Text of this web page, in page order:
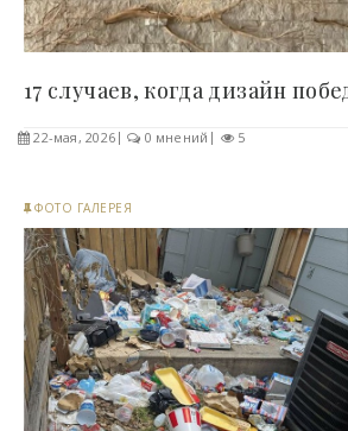
22-мая, 2026 0 мнений 5
ФОТО ГАЛЕРЕЯ